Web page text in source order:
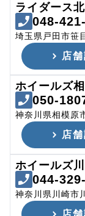
ライダース
048-
埼玉県戸田市笹
店
ホイールズ
050-
神奈川県相模原
店
ホイールズ
044-
神奈川県川崎市
店